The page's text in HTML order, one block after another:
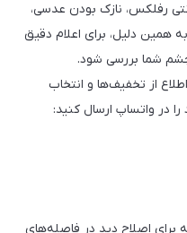
رفلکس، نازک بودن عدسی،
همین دلیل، برای اعلام دقیق
شما بررسی شود.
از تخفیف‌ها و انتخاب
در واتساپ ارسال کنید:
اصلاح دید در فاصله‌های